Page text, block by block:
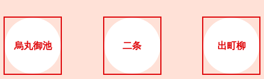
烏丸御池 二条 出町柳